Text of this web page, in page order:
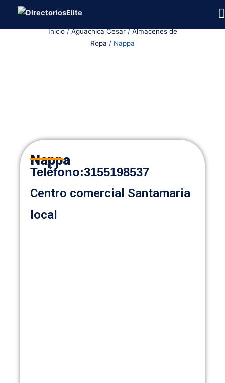
Inicio/Aguachica Cesar/Almacenes de
Ropa / Nappa
Nappa
Teléfono:3155198537
Centro comercial Santamaria
local